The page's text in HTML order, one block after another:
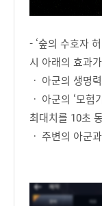
- ‘숲의 수호자
시 아래의 효과
ㆍ 아군의 생명
ㆍ 아군의 ‘모
최대치를 10초
ㆍ 주변의 아군